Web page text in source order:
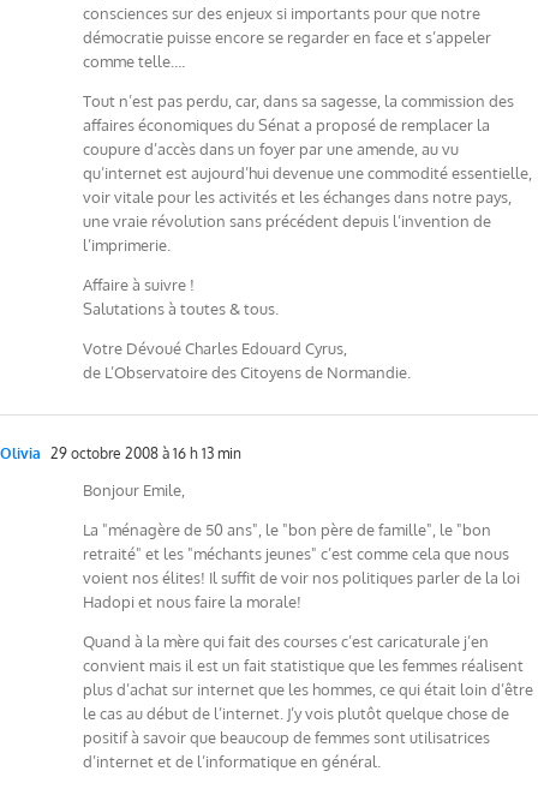
consciences sur des enjeux si importants pour que notre
démocratie puisse encore se regarder en face et s’appeler
comme telle….
Tout n’est pas perdu, car, dans sa sagesse, la commission des
affaires économiques du Sénat a proposé de remplacer la
coupure d’accès dans un foyer par une amende, au vu
qu’internet est aujourd’hui devenue une commodité essentielle,
voir vitale pour les activités et les échanges dans notre pays,
une vraie révolution sans précédent depuis l’invention de
l’imprimerie.
Affaire à suivre !
Salutations à toutes & tous.
Votre Dévoué Charles Edouard Cyrus,
de L’Observatoire des Citoyens de Normandie.
Olivia 29 octobre 2008 à 16 h 13 min
Bonjour Emile,
La "ménagère de 50 ans", le "bon père de famille", le "bon
retraité" et les "méchants jeunes" c’est comme cela que nous
voient nos élites! Il suffit de voir nos politiques parler de la loi
Hadopi et nous faire la morale!
Quand à la mère qui fait des courses c’est caricaturale j’en
convient mais il est un fait statistique que les femmes réalisent
plus d’achat sur internet que les hommes, ce qui était loin d’être
le cas au début de l’internet. J’y vois plutôt quelque chose de
positif à savoir que beaucoup de femmes sont utilisatrices
d’internet et de l’informatique en général.